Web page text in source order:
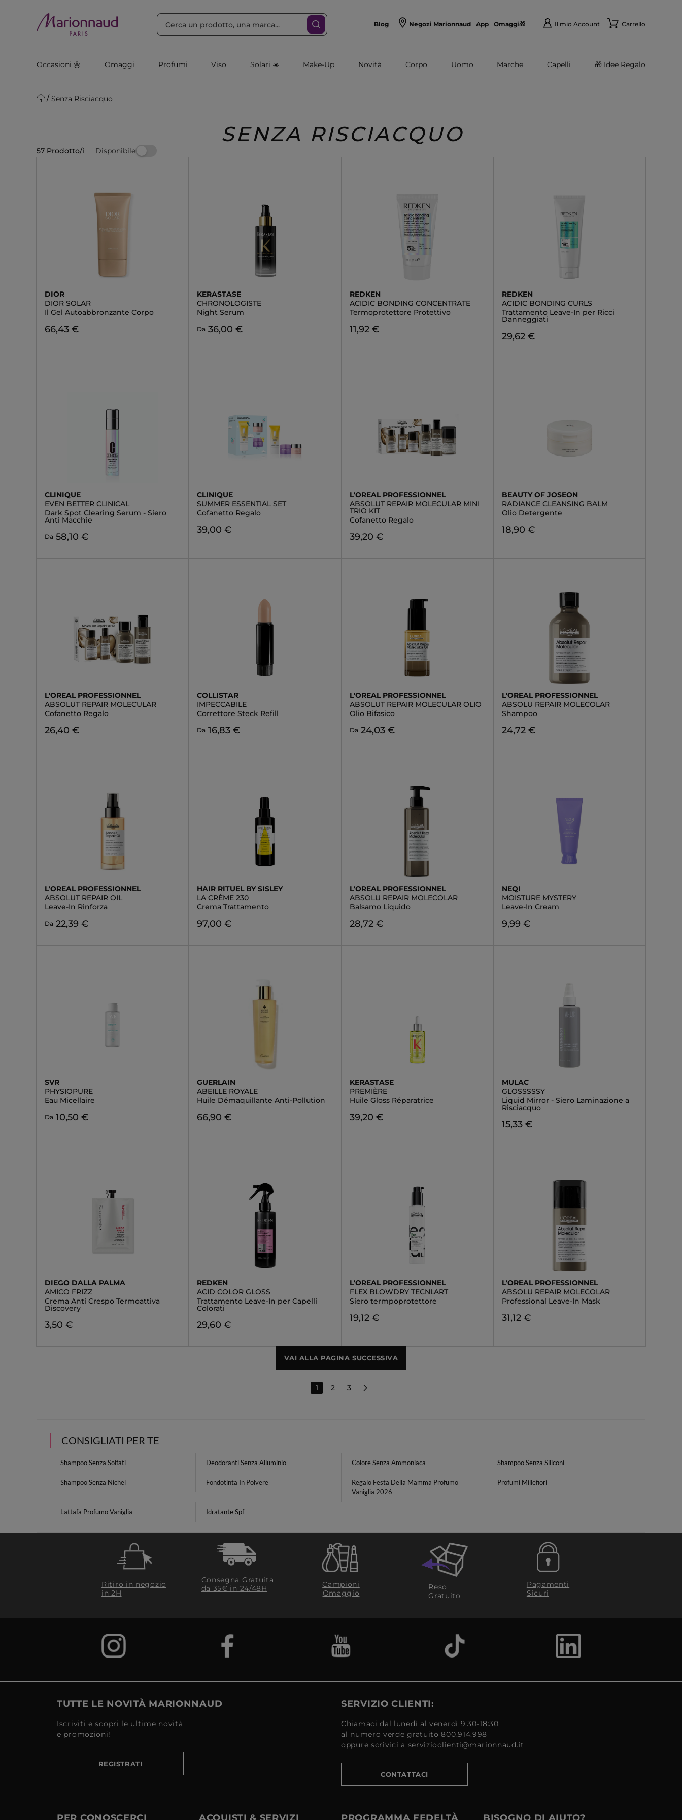
Blog Negozi Marionnaud App Omaggi🎁 Il mio Account Carrello
Occasioni 🌼 Omaggi Profumi Viso Solari ☀️ Make-Up Novità Corpo Uomo Marche Capelli 🎁 Idee Regalo
Senza Risciacquo
SENZA RISCIACQUO
57 Prodotto/i Disponibile
DIOR
DIOR SOLAR
Il Gel Autoabbronzante Corpo
66,43 €
KERASTASE
CHRONOLOGISTE
Night Serum
Da 36,00 €
REDKEN
ACIDIC BONDING CONCENTRATE
Termoprotettore Protettivo
11,92 €
REDKEN
ACIDIC BONDING CURLS
Trattamento Leave-In per Ricci
Danneggiati
29,62 €
CLINIQUE
EVEN BETTER CLINICAL
Dark Spot Clearing Serum - Siero
Anti Macchie
Da 58,10 €
CLINIQUE
SUMMER ESSENTIAL SET
Cofanetto Regalo
39,00 €
L'OREAL PROFESSIONNEL
ABSOLUT REPAIR MOLECULAR MINI
TRIO KIT
Cofanetto Regalo
39,20 €
BEAUTY OF JOSEON
RADIANCE CLEANSING BALM
Olio Detergente
18,90 €
L'OREAL PROFESSIONNEL
ABSOLUT REPAIR MOLECULAR
Cofanetto Regalo
26,40 €
COLLISTAR
IMPECCABILE
Correttore Steck Refill
Da 16,83 €
L'OREAL PROFESSIONNEL
ABSOLUT REPAIR MOLECULAR OLIO
Olio Bifasico
Da 24,03 €
L'OREAL PROFESSIONNEL
ABSOLU REPAIR MOLECOLAR
Shampoo
24,72 €
L'OREAL PROFESSIONNEL
ABSOLUT REPAIR OIL
Leave-In Rinforza
Da 22,39 €
HAIR RITUEL BY SISLEY
LA CRÈME 230
Crema Trattamento
97,00 €
L'OREAL PROFESSIONNEL
ABSOLU REPAIR MOLECOLAR
Balsamo Liquido
28,72 €
NEQI
MOISTURE MYSTERY
Leave-In Cream
9,99 €
SVR
PHYSIOPURE
Eau Micellaire
Da 10,50 €
GUERLAIN
ABEILLE ROYALE
Huile Démaquillante Anti-Pollution
66,90 €
KERASTASE
PREMIÈRE
Huile Gloss Réparatrice
39,20 €
MULAC
GLOSSSSSY
Liquid Mirror - Siero Laminazione a
Risciacquo
15,33 €
DIEGO DALLA PALMA
AMICO FRIZZ
Crema Anti Crespo Termoattiva
Discovery
3,50 €
REDKEN
ACID COLOR GLOSS
Trattamento Leave-In per Capelli
Colorati
29,60 €
L'OREAL PROFESSIONNEL
FLEX BLOWDRY TECNI.ART
Siero termpoprotettore
19,12 €
L'OREAL PROFESSIONNEL
ABSOLU REPAIR MOLECOLAR
Professional Leave-In Mask
31,12 €
VAI ALLA PAGINA SUCCESSIVA
1 2 3
CONSIGLIATI PER TE
Shampoo Senza Solfati Deodoranti Senza Alluminio Colore Senza Ammoniaca Shampoo Senza Siliconi
Shampoo Senza Nichel Fondotinta In Polvere
Regalo Festa Della Mamma Profumo
Vaniglia 2026
Profumi Millefiori
Lattafa Profumo Vaniglia Idratante Spf
Ritiro in negozio
in 2H
Consegna Gratuita
da 35€​ in 24/48H
Campioni
Omaggio
Reso
Gratuito
Pagamenti
Sicuri
TUTTE LE NOVITÀ MARIONNAUD
Iscriviti e scopri le ultime novità
e promozioni!
REGISTRATI
SERVIZIO CLIENTI:
Chiamaci dal lunedì al venerdì 9:30-18:30
al numero verde gratuito 800.914.998
oppure scrivici a servizioclienti@marionnaud.it
CONTATTACI